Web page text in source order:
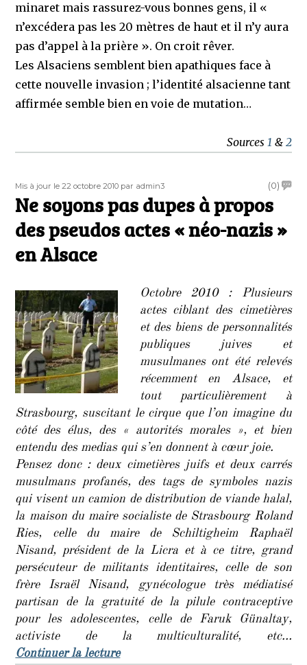
minaret mais rassurez-vous bonnes gens, il «
n’excédera pas les 20 mètres de haut et il n’y aura
pas d’appel à la prière ». On croit rêver.
Les Alsaciens semblent bien apathiques face à
cette nouvelle invasion ; l’identité alsacienne tant
affirmée semble bien en voie de mutation…
Sources 1 & 2
Publié
le
Mis à jour le 22 octobre 2010 Auteur
par admin3 (0)on
pas
actes
« néo-
nazis »
en
Ne soyons pas dupes à propos
des pseudos actes « néo-nazis »
en Alsace
Octobre 2010 : Plusieurs
actes ciblant des cimetières
et des biens de personnalités
publiques juives et
musulmanes ont été relevés
récemment en Alsace, et
tout particulièrement à
Strasbourg, suscitant le cirque que l’on imagine du
côté des élus, des « autorités morales », et bien
entendu des medias qui s’en donnent à cœur joie.
Pensez donc : deux cimetières juifs et deux carrés
musulmans profanés, des tags de symboles nazis
qui visent un camion de distribution de viande halal,
la maison du maire socialiste de Strasbourg Roland
Ries, celle du maire de Schiltigheim Raphaël
Nisand, président de la Licra et à ce titre, grand
persécuteur de militants identitaires, celle de son
frère Israël Nisand, gynécologue très médiatisé
partisan de la gratuité de la pilule contraceptive
pour les adolescentes, celle de Faruk Günaltay,
activiste de la multiculturalité, etc…
Continuer la lecturede « Ne soyons pas dupes à